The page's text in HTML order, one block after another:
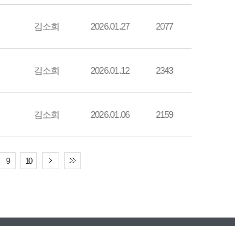
김소희 2026.01.27 2077
김소희 2026.01.12 2343
김소희 2026.01.06 2159
9 10